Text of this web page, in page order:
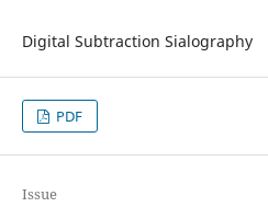
Digital Subtraction Sialography
PDF
Issue